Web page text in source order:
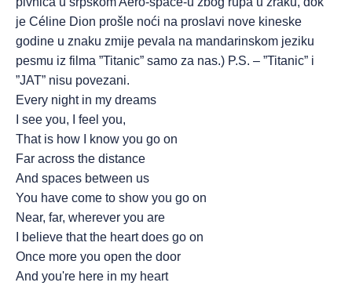
je Céline Dion prošle noći na proslavi nove kineske
godine u znaku zmije pevala na mandarinskom jeziku
pesmu iz filma ”Titanic” samo za nas.) P.S. – ”Titanic” i
”JAT” nisu povezani.
Every night in my dreams
I see you, I feel you,
That is how I know you go on
Far across the distance
And spaces between us
You have come to show you go on
Near, far, wherever you are
I believe that the heart does go on
Once more you open the door
And you're here in my heart